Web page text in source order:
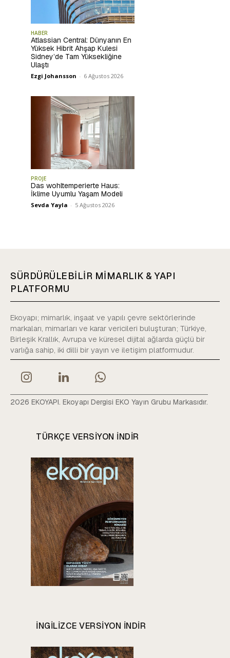
HABER
Atlassian Central: Dünyanın En
Yüksek Hibrit Ahşap Kulesi
Sidney’de Tam Yüksekliğine
Ulaştı
Ezgi Johansson - 6 Ağustos 2026
PROJE
Das wohltemperierte Haus:
İklime Uyumlu Yaşam Modeli
Sevda Yayla - 5 Ağustos 2026
SÜRDÜRÜLEBİLİR MİMARLIK & YAPI
PLATFORMU
Ekoyapı; mimarlık, inşaat ve yapılı çevre sektörlerinde
markaları, mimarları ve karar vericileri buluşturan; Türkiye,
Birleşik Krallık, Avrupa ve küresel dijital ağlarda güçlü bir
varlığa sahip, iki dilli bir yayın ve iletişim platformudur.
2026 EKOYAPI. Ekoyapı Dergisi EKO Yayın Grubu Markasıdır.
TÜRKÇE VERSIYON INDIR
INGILIZCE VERSIYON INDIR